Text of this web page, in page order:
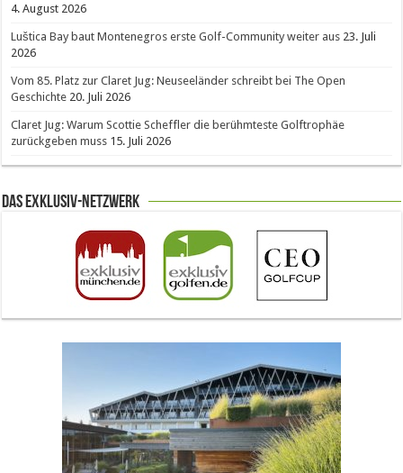
4. August 2026
Luštica Bay baut Montenegros erste Golf-Community weiter aus 23. Juli
2026
Vom 85. Platz zur Claret Jug: Neuseeländer schreibt bei The Open
Geschichte 20. Juli 2026
Claret Jug: Warum Scottie Scheffler die berühmteste Golftrophäe
zurückgeben muss 15. Juli 2026
Das Exklusiv-Netzwerk